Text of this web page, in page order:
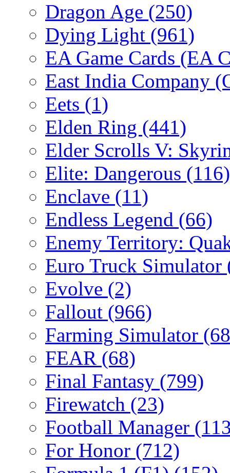
Dragon Age (250)
Dying Light (961)
EA Game Cards (EA
East India Company
Eets (1)
Elden Ring (441)
Elder Scrolls V:
Elite: Dangerous (116)
Enclave (11)
Endless Legend (66)
Enemy Territory:
Euro Truck Simulator
Evolve (2)
Fallout (966)
Farming Simulator
FEAR (68)
Final Fantasy (799)
Firewatch (23)
Football Manager
For Honor (712)